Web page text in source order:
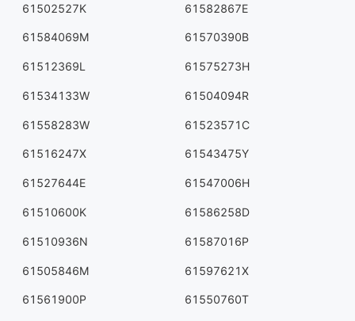
61502527K 61582867E
61584069M 61570390B
61512369L 61575273H
61534133W 61504094R
61558283W 61523571C
61516247X 61543475Y
61527644E 61547006H
61510600K 61586258D
61510936N 61587016P
61505846M 61597621X
61561900P 61550760T